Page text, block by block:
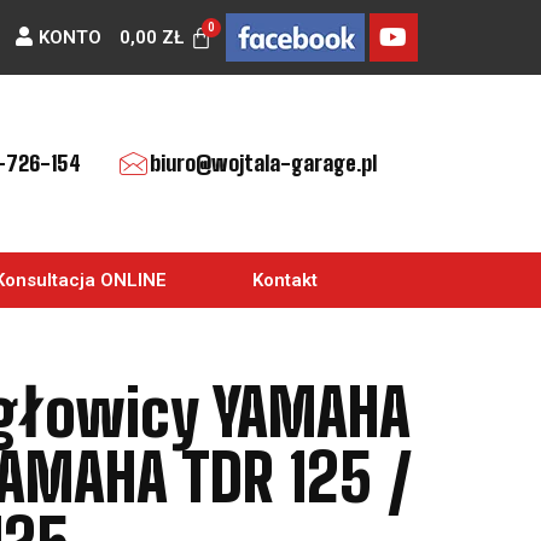
KONTO 0,00 ZŁ
154 biuro@wojtala-garage.pl
ONLINE Kontakt
YAMAHA
TDR 125 /